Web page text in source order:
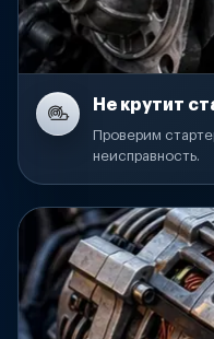
Не крутит
Проверим
неисправность.